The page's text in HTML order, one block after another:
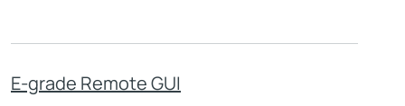
E-grade Remote GUI